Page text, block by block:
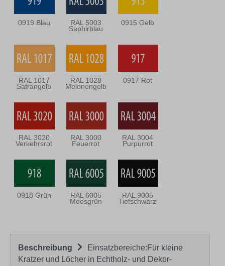
0919 Blau RAL 5003
Saphirblau
0915 Gelb
RAL 1017
Safrangelb
RAL 1028
Melonengelb
0917 Rot
RAL 3020
Verkehrsrot
RAL 3000
Feuerrot
RAL 3004
Purpurrot
0918 Grün RAL 6005
Moosgrün
RAL 9005
Tiefschwarz
Beschreibung
Einsatzbereiche:Für kleine
Kratzer und Löcher in Echtholz- und Dekor-